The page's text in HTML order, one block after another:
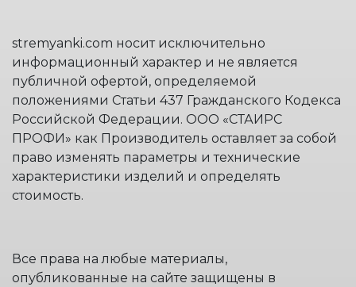
stremyanki.com носит исключительно
информационный характер и не является
публичной офертой, определяемой
положениями Статьи 437 Гражданского Кодекса
Российской Федерации. ООО «СТАИРС
ПРОФИ» как Производитель оставляет за собой
право изменять параметры и технические
характеристики изделий и определять
стоимость.
Все права на любые материалы,
опубликованные на сайте защищены в